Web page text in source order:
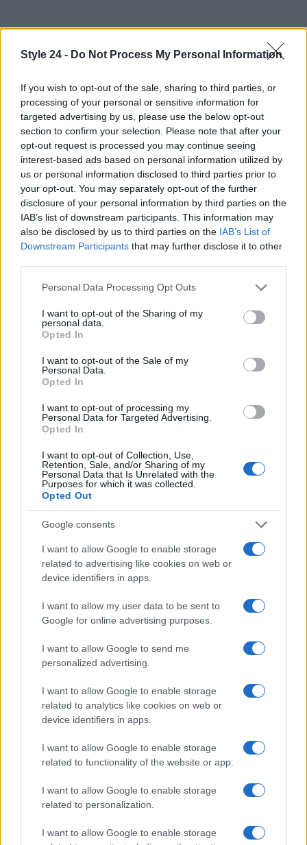
Style 24 - Do Not Process My Personal Information
If you wish to opt-out of the sale, sharing to third parties, or
processing of your personal or sensitive information for
targeted advertising by us, please use the below opt-out
section to confirm your selection. Please note that after your
opt-out request is processed you may continue seeing
interest-based ads based on personal information utilized by
us or personal information disclosed to third parties prior to
your opt-out. You may separately opt-out of the further
disclosure of your personal information by third parties on the
IAB’s list of downstream participants. This information may
also be disclosed by us to third parties on the IAB’s List of
Downstream Participants that may further disclose it to other
Please note that this website/app uses one or more Google
not limited to your visit or usage behaviour. You may click to
grant or deny consent to Google and its third-party tags to
use your data for below specified purposes in below Google
consent section.
Personal Data Processing Opt Outs
I want to opt-out of the Sharing of my
personal data.
Opted In
I want to opt-out of the Sale of my
Personal Data.
Opted In
I want to opt-out of processing my
Personal Data for Targeted Advertising.
Opted In
I want to opt-out of Collection, Use,
Retention, Sale, and/or Sharing of my
Personal Data that Is Unrelated with the
Purposes for which it was collected.
Opted Out
Google consents
I want to allow Google to enable storage
related to advertising like cookies on web or
device identifiers in apps.
I want to allow my user data to be sent to
Google for online advertising purposes.
I want to allow Google to send me
personalized advertising.
I want to allow Google to enable storage
related to analytics like cookies on web or
device identifiers in apps.
I want to allow Google to enable storage
related to functionality of the website or app.
I want to allow Google to enable storage
related to personalization.
I want to allow Google to enable storage
Continua a leggere
relax e buonumore
Camilla Fiore · 7 Ago 2026
BENESSERE
Mind-cooling in città: routine elegante da 10 minuti per
mente fresca senza rovinare il make-up
Beatrice Bonaventura · 7 Ago 2026
BENESSERE